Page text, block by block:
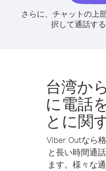
さらに、チャットの上
択して通話す
台湾か
に電話
とに関
Viber Outなら
と長い時間通
ます。様々な